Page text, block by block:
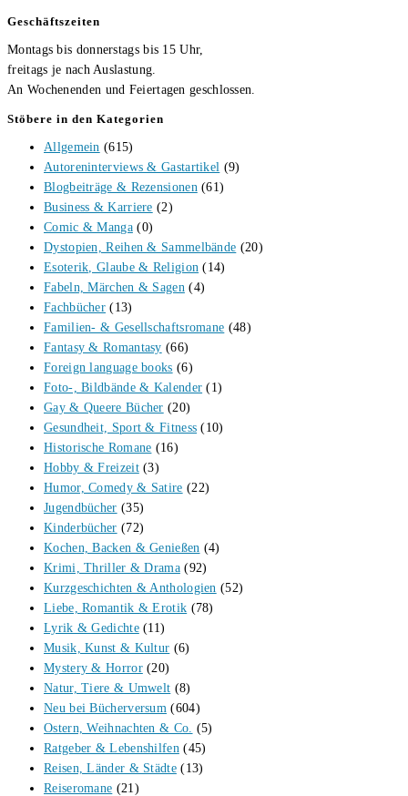
Geschäftszeiten
Montags bis donnerstags bis 15 Uhr,
freitags je nach Auslastung.
An Wochenenden und Feiertagen geschlossen.
Stöbere in den Kategorien
Allgemein (615)
Autoreninterviews & Gastartikel (9)
Blogbeiträge & Rezensionen (61)
Business & Karriere (2)
Comic & Manga (0)
Dystopien, Reihen & Sammelbände (20)
Esoterik, Glaube & Religion (14)
Fabeln, Märchen & Sagen (4)
Fachbücher (13)
Familien- & Gesellschaftsromane (48)
Fantasy & Romantasy (66)
Foreign language books (6)
Foto-, Bildbände & Kalender (1)
Gay & Queere Bücher (20)
Gesundheit, Sport & Fitness (10)
Historische Romane (16)
Hobby & Freizeit (3)
Humor, Comedy & Satire (22)
Jugendbücher (35)
Kinderbücher (72)
Kochen, Backen & Genießen (4)
Krimi, Thriller & Drama (92)
Kurzgeschichten & Anthologien (52)
Liebe, Romantik & Erotik (78)
Lyrik & Gedichte (11)
Musik, Kunst & Kultur (6)
Mystery & Horror (20)
Natur, Tiere & Umwelt (8)
Neu bei Bücherversum (604)
Ostern, Weihnachten & Co. (5)
Ratgeber & Lebenshilfen (45)
Reisen, Länder & Städte (13)
Reiseromane (21)